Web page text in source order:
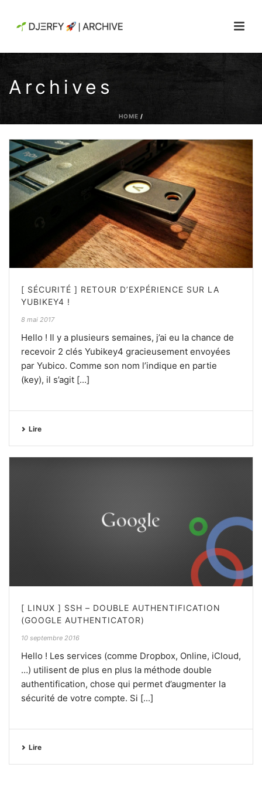
Archives
HOME /
[ SÉCURITÉ ] RETOUR D’EXPÉRIENCE SUR LA
YUBIKEY4 !
8 mai 2017
Hello ! Il y a plusieurs semaines, j’ai eu la chance de
recevoir 2 clés Yubikey4 gracieusement envoyées
par Yubico. Comme son nom l’indique en partie
(key), il s’agit [...]
Lire
[ LINUX ] SSH – DOUBLE AUTHENTIFICATION
(GOOGLE AUTHENTICATOR)
10 septembre 2016
Hello ! Les services (comme Dropbox, Online, iCloud,
…) utilisent de plus en plus la méthode double
authentification, chose qui permet d’augmenter la
sécurité de votre compte. Si [...]
Lire